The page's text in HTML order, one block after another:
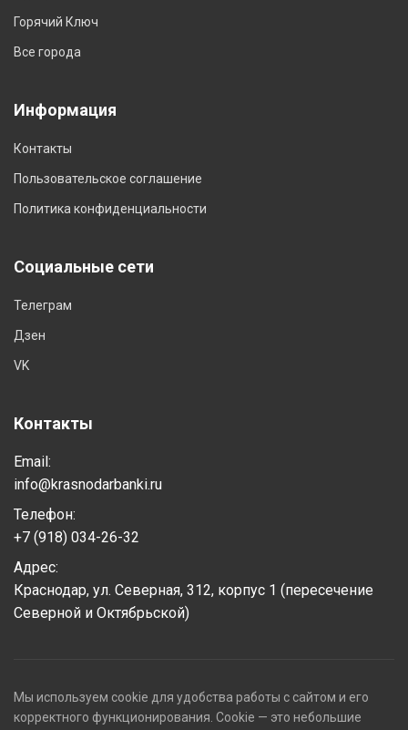
Горячий Ключ
Все города
Информация
Контакты
Пользовательское соглашение
Политика конфиденциальности
Социальные сети
Телеграм
Дзен
VK
Контакты
Email:
info@krasnodarbanki.ru
Телефон:
+7 (918) 034-26-32
Адрес:
Краснодар, ул. Северная, 312, корпус 1 (пересечение
Северной и Октябрьской)
Мы используем cookie для удобства работы с сайтом и его
корректного функционирования. Cookie — это небольшие